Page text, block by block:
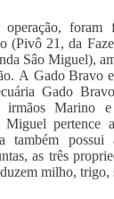
foram
(Pivô 21, da
Sâo Miguel),
A Gado Bravo
Gado
irmãos Marino
pertence
também possui
as três
milho, trigo,